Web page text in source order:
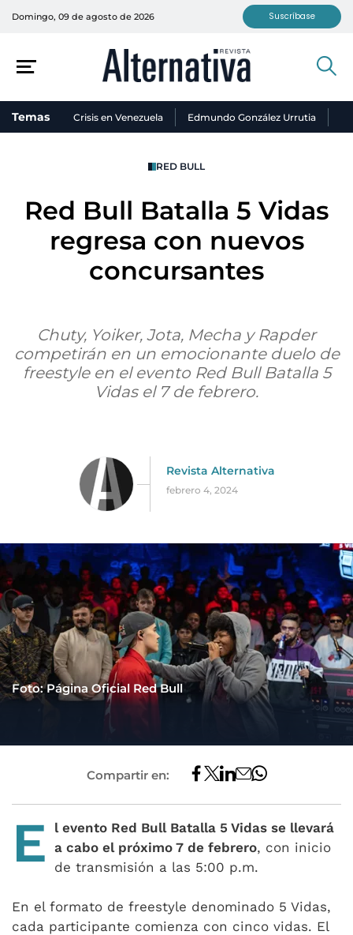
Domingo, 09 de agosto de 2026 Suscríbase
Temas Crisis en Venezuela Edmundo González Urrutia
RED BULL
Red Bull Batalla 5 Vidas
regresa con nuevos
concursantes
Chuty, Yoiker, Jota, Mecha y Rapder
competirán en un emocionante duelo de
freestyle en el evento Red Bull Batalla 5
Vidas el 7 de febrero.
Revista Alternativa
febrero 4, 2024
Foto: Página Oficial Red Bull
Compartir en:
E
l evento Red Bull Batalla 5 Vidas se llevará
a cabo el próximo 7 de febrero, con inicio
de transmisión a las 5:00 p.m.
En el formato de freestyle denominado 5 Vidas,
cada participante comienza con cinco vidas. El